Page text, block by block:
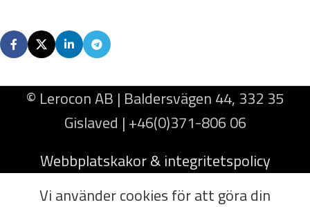
© Lerocon AB | Baldersvägen 44, 332 35
Gislaved | +46(0)371-806 06
Webbplatskakor & integritetspolicy
Vi använder cookies för att göra din